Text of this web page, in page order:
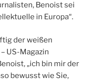
Benoist sei
in Europa“.
der weißen
US-Magazin
„ich bin mir der
bewusst wie Sie,